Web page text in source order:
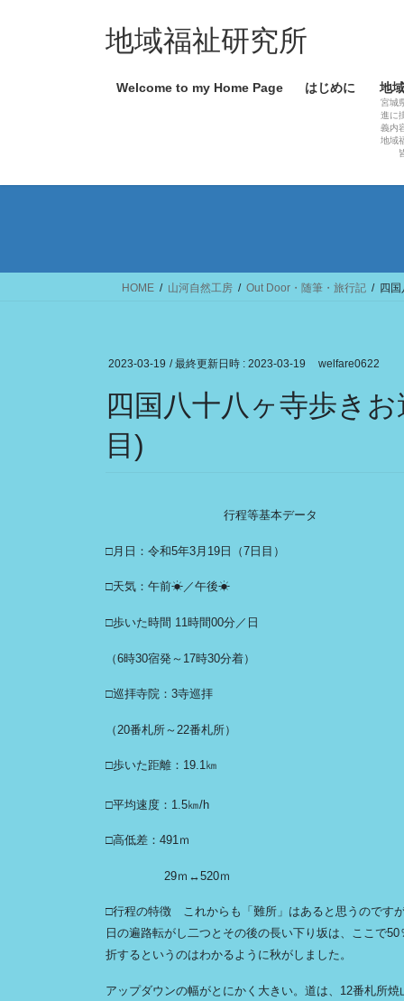
ッ
移
地域福祉研究所
Welcome to my Home Page はじめに 地
宮城
進に
義内
地域
HOME 山河自然工房 Out Door・随筆・旅行記 四
2023-03-19 / 最終更新日時 : 2023-03-19 welfare0622
四国八十八ヶ寺歩き
目)
行程等基本データ
□月日：令和5年3月19日（7日目）
□天気：午前☀／午後☀
□歩いた時間 11時間00分／日
（6時30宿発～17時30分着）
□巡拝寺院：3寺巡拝
（20番札所～22番札所）
□歩いた距離：19.1㎞
□平均速度：1.5㎞/h
□高低差：491ｍ
29ｍ↔520ｍ
□行程の特徴 これからも「難所」はあると思うのです
日の遍路転がし二つとその後の長い下り坂は、ここで50
折するというのはわかるように秋がしました。
アップダウンの幅がとにかく大きい。道は、12番札所焼